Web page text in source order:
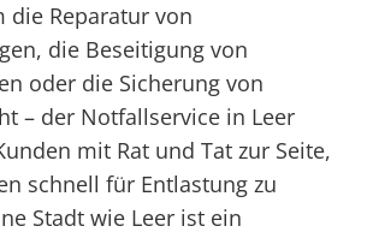
die Reparatur von
die Beseitigung von
oder die Sicherung von
– der Notfallservice in Leer
mit Rat und Tat zur Seite,
schnell für Entlastung zu
Stadt wie Leer ist ein